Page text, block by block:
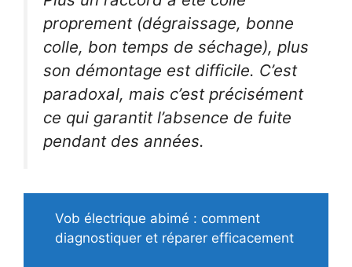
proprement (dégraissage, bonne
colle, bon temps de séchage), plus
son démontage est difficile. C’est
paradoxal, mais c’est précisément
ce qui garantit l’absence de fuite
pendant des années.
Vob électrique abimé : comment
diagnostiquer et réparer efficacement